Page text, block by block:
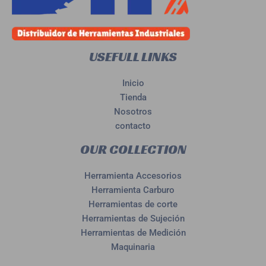
USEFULL LINKS
Inicio
Tienda
Nosotros
contacto
OUR COLLECTION
Herramienta Accesorios
Herramienta Carburo
Herramientas de corte
Herramientas de Sujeción
Herramientas de Medición
Maquinaria